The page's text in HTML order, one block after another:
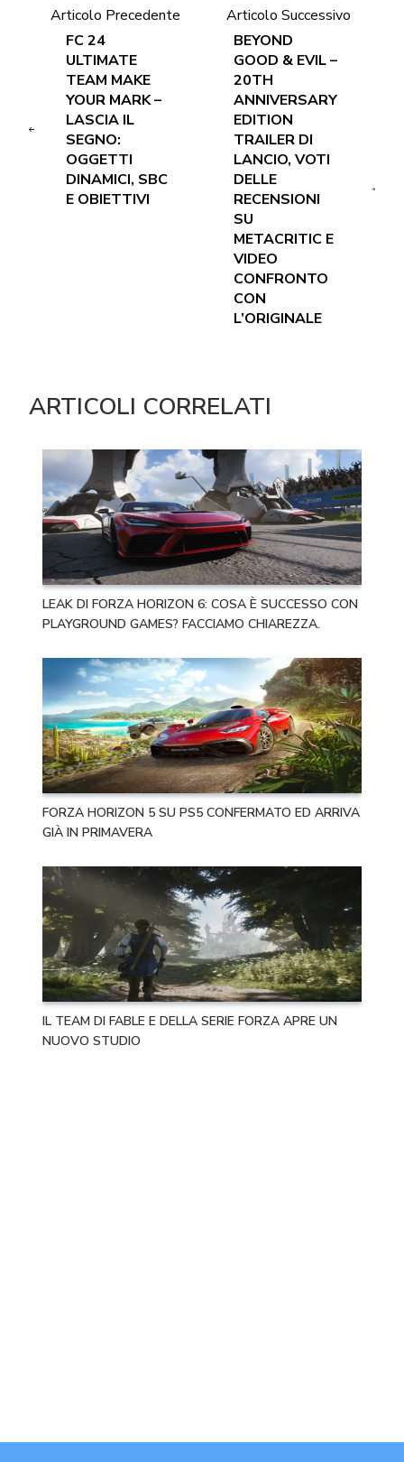
Articolo Precedente
FC 24
ULTIMATE
TEAM MAKE
YOUR MARK –
LASCIA IL
SEGNO:
OGGETTI
DINAMICI, SBC
E OBIETTIVI
Articolo Successivo
BEYOND
GOOD & EVIL –
20TH
ANNIVERSARY
EDITION
TRAILER DI
LANCIO, VOTI
DELLE
RECENSIONI
SU
METACRITIC E
VIDEO
CONFRONTO
CON
L’ORIGINALE
ARTICOLI CORRELATI
LEAK DI FORZA HORIZON 6: COSA È SUCCESSO CON
PLAYGROUND GAMES? FACCIAMO CHIAREZZA.
FORZA HORIZON 5 SU PS5 CONFERMATO ED ARRIVA
GIÀ IN PRIMAVERA
IL TEAM DI FABLE E DELLA SERIE FORZA APRE UN
NUOVO STUDIO